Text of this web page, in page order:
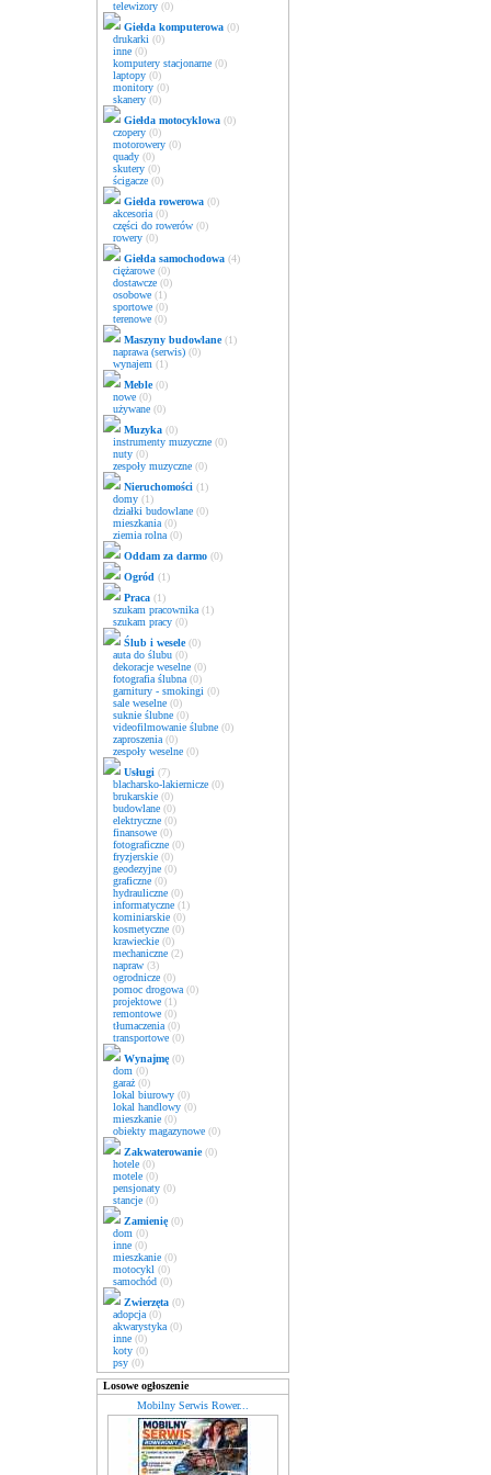
telewizory (0)
Giełda komputerowa (0)
drukarki (0)
inne (0)
komputery stacjonarne (0)
laptopy (0)
monitory (0)
skanery (0)
Giełda motocyklowa (0)
czopery (0)
motorowery (0)
quady (0)
skutery (0)
ścigacze (0)
Giełda rowerowa (0)
akcesoria (0)
części do rowerów (0)
rowery (0)
Giełda samochodowa (4)
ciężarowe (0)
dostawcze (0)
osobowe (1)
sportowe (0)
terenowe (0)
Maszyny budowlane (1)
naprawa (serwis) (0)
wynajem (1)
Meble (0)
nowe (0)
używane (0)
Muzyka (0)
instrumenty muzyczne (0)
nuty (0)
zespoły muzyczne (0)
Nieruchomości (1)
domy (1)
działki budowlane (0)
mieszkania (0)
ziemia rolna (0)
Oddam za darmo (0)
Ogród (1)
Praca (1)
szukam pracownika (1)
szukam pracy (0)
Ślub i wesele (0)
auta do ślubu (0)
dekoracje weselne (0)
fotografia ślubna (0)
garnitury - smokingi (0)
sale weselne (0)
suknie ślubne (0)
videofilmowanie ślubne (0)
zaproszenia (0)
zespoły weselne (0)
Usługi (7)
blacharsko-lakiernicze (0)
brukarskie (0)
budowlane (0)
elektryczne (0)
finansowe (0)
fotograficzne (0)
fryzjerskie (0)
geodezyjne (0)
graficzne (0)
hydrauliczne (0)
informatyczne (1)
kominiarskie (0)
kosmetyczne (0)
krawieckie (0)
mechaniczne (2)
napraw (3)
ogrodnicze (0)
pomoc drogowa (0)
projektowe (1)
remontowe (0)
tłumaczenia (0)
transportowe (0)
Wynajmę (0)
dom (0)
garaż (0)
lokal biurowy (0)
lokal handlowy (0)
mieszkanie (0)
obiekty magazynowe (0)
Zakwaterowanie (0)
hotele (0)
motele (0)
pensjonaty (0)
stancje (0)
Zamienię (0)
dom (0)
inne (0)
mieszkanie (0)
motocykl (0)
samochód (0)
Zwierzęta (0)
adopcja (0)
akwarystyka (0)
inne (0)
koty (0)
psy (0)
Losowe ogłoszenie
Mobilny Serwis Rower...